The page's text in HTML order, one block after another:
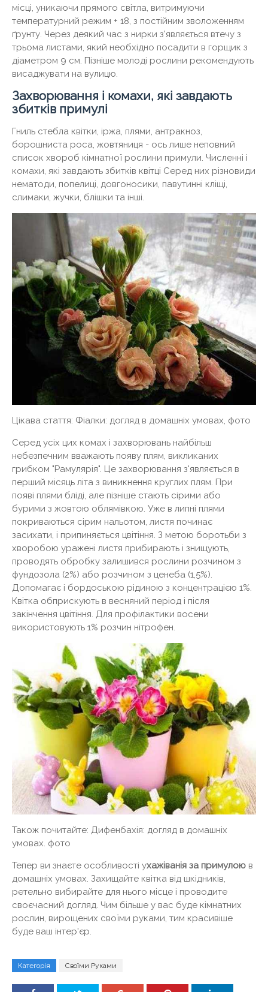
місці, уникаючи прямого світла, витримуючи
температурний режим + 18, з постійним зволоженням
ґрунту. Через деякий час з нирки з'являється втечу з
трьома листами, який необхідно посадити в горщик з
діаметром 9 см. Пізніше молоді рослини рекомендують
висаджувати на вулицю.
Захворювання і комахи, які завдають
збитків примулі
Гниль стебла квітки, іржа, плями, антракноз,
борошниста роса, жовтяниця - ось лише неповний
список хвороб кімнатної рослини примули. Численні і
комахи, які завдають збитків квітці Серед них різновиди
нематоди, попелиці, довгоносики, павутинні кліщі,
слимаки, жучки, блішки та інші.
Цікава стаття: Фіалки: догляд в домашніх умовах, фото
Серед усіх цих комах і захворювань найбільш
небезпечним вважають появу плям, викликаних
грибком "Рамулярія". Це захворювання з'являється в
перший місяць літа з виникнення круглих плям. При
появі плями бліді, але пізніше стають сірими або
бурими з жовтою облямівкою. Уже в липні плями
покриваються сірим нальотом, листя починає
засихати, і припиняється цвітіння. З метою боротьби з
хворобою уражені листя прибирають і знищують,
проводять обробку залишився рослини розчином з
фундозола (2%) або розчином з ценеба (1,5%).
Допомагає і бордоською рідиною з концентрацією 1%.
Квітка обприскують в весняний період і після
закінчення цвітіння. Для профілактики восени
використовують 1% розчин нітрофен.
Також почитайте: Дифенбахія: догляд в домашніх
умовах. фото
Тепер ви знаєте особливості ухажіванія за примулою в
домашніх умовах. Захищайте квітка від шкідників,
ретельно вибирайте для нього місце і проводите
своєчасний догляд. Чим більше у вас буде кімнатних
рослин, вирощених своїми руками, тим красивіше
буде ваш інтер'єр.
Категорія Своїми Руками